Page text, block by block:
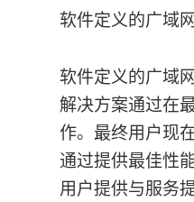
软件定义的广域
软件定义的广域
解决方案通过在
作。最终用户现
通过提供最佳性
用户提供与服务